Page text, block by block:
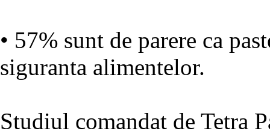
• 57% sunt de parere ca
siguranta alimentelor.
Studiul comandat de Tetra